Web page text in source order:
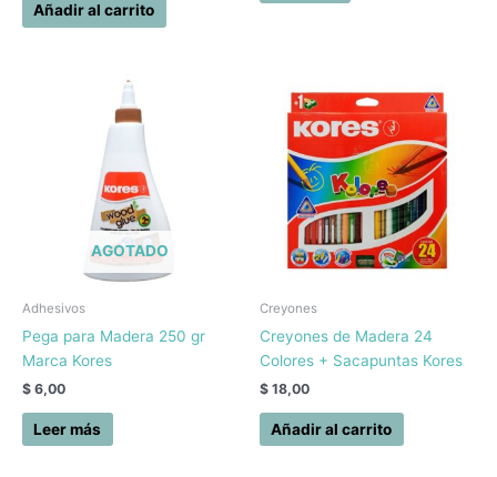
Añadir al carrito
AGOTADO
Adhesivos
Pega para Madera 250 gr
Marca Kores
$ 6,00
Leer más
Creyones
Creyones de Madera 24
Colores + Sacapuntas Kores
$ 18,00
Añadir al carrito